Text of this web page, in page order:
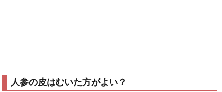
人参の皮はむいた方がよい？